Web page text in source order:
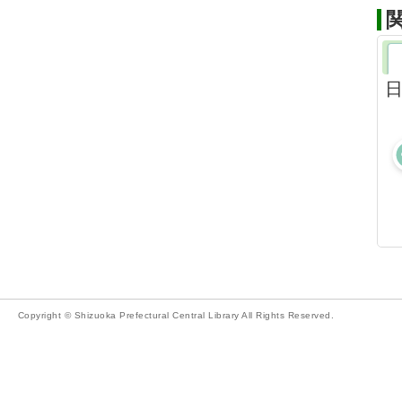
Copyright © Shizuoka Prefectural Central Library All Rights Reserved.